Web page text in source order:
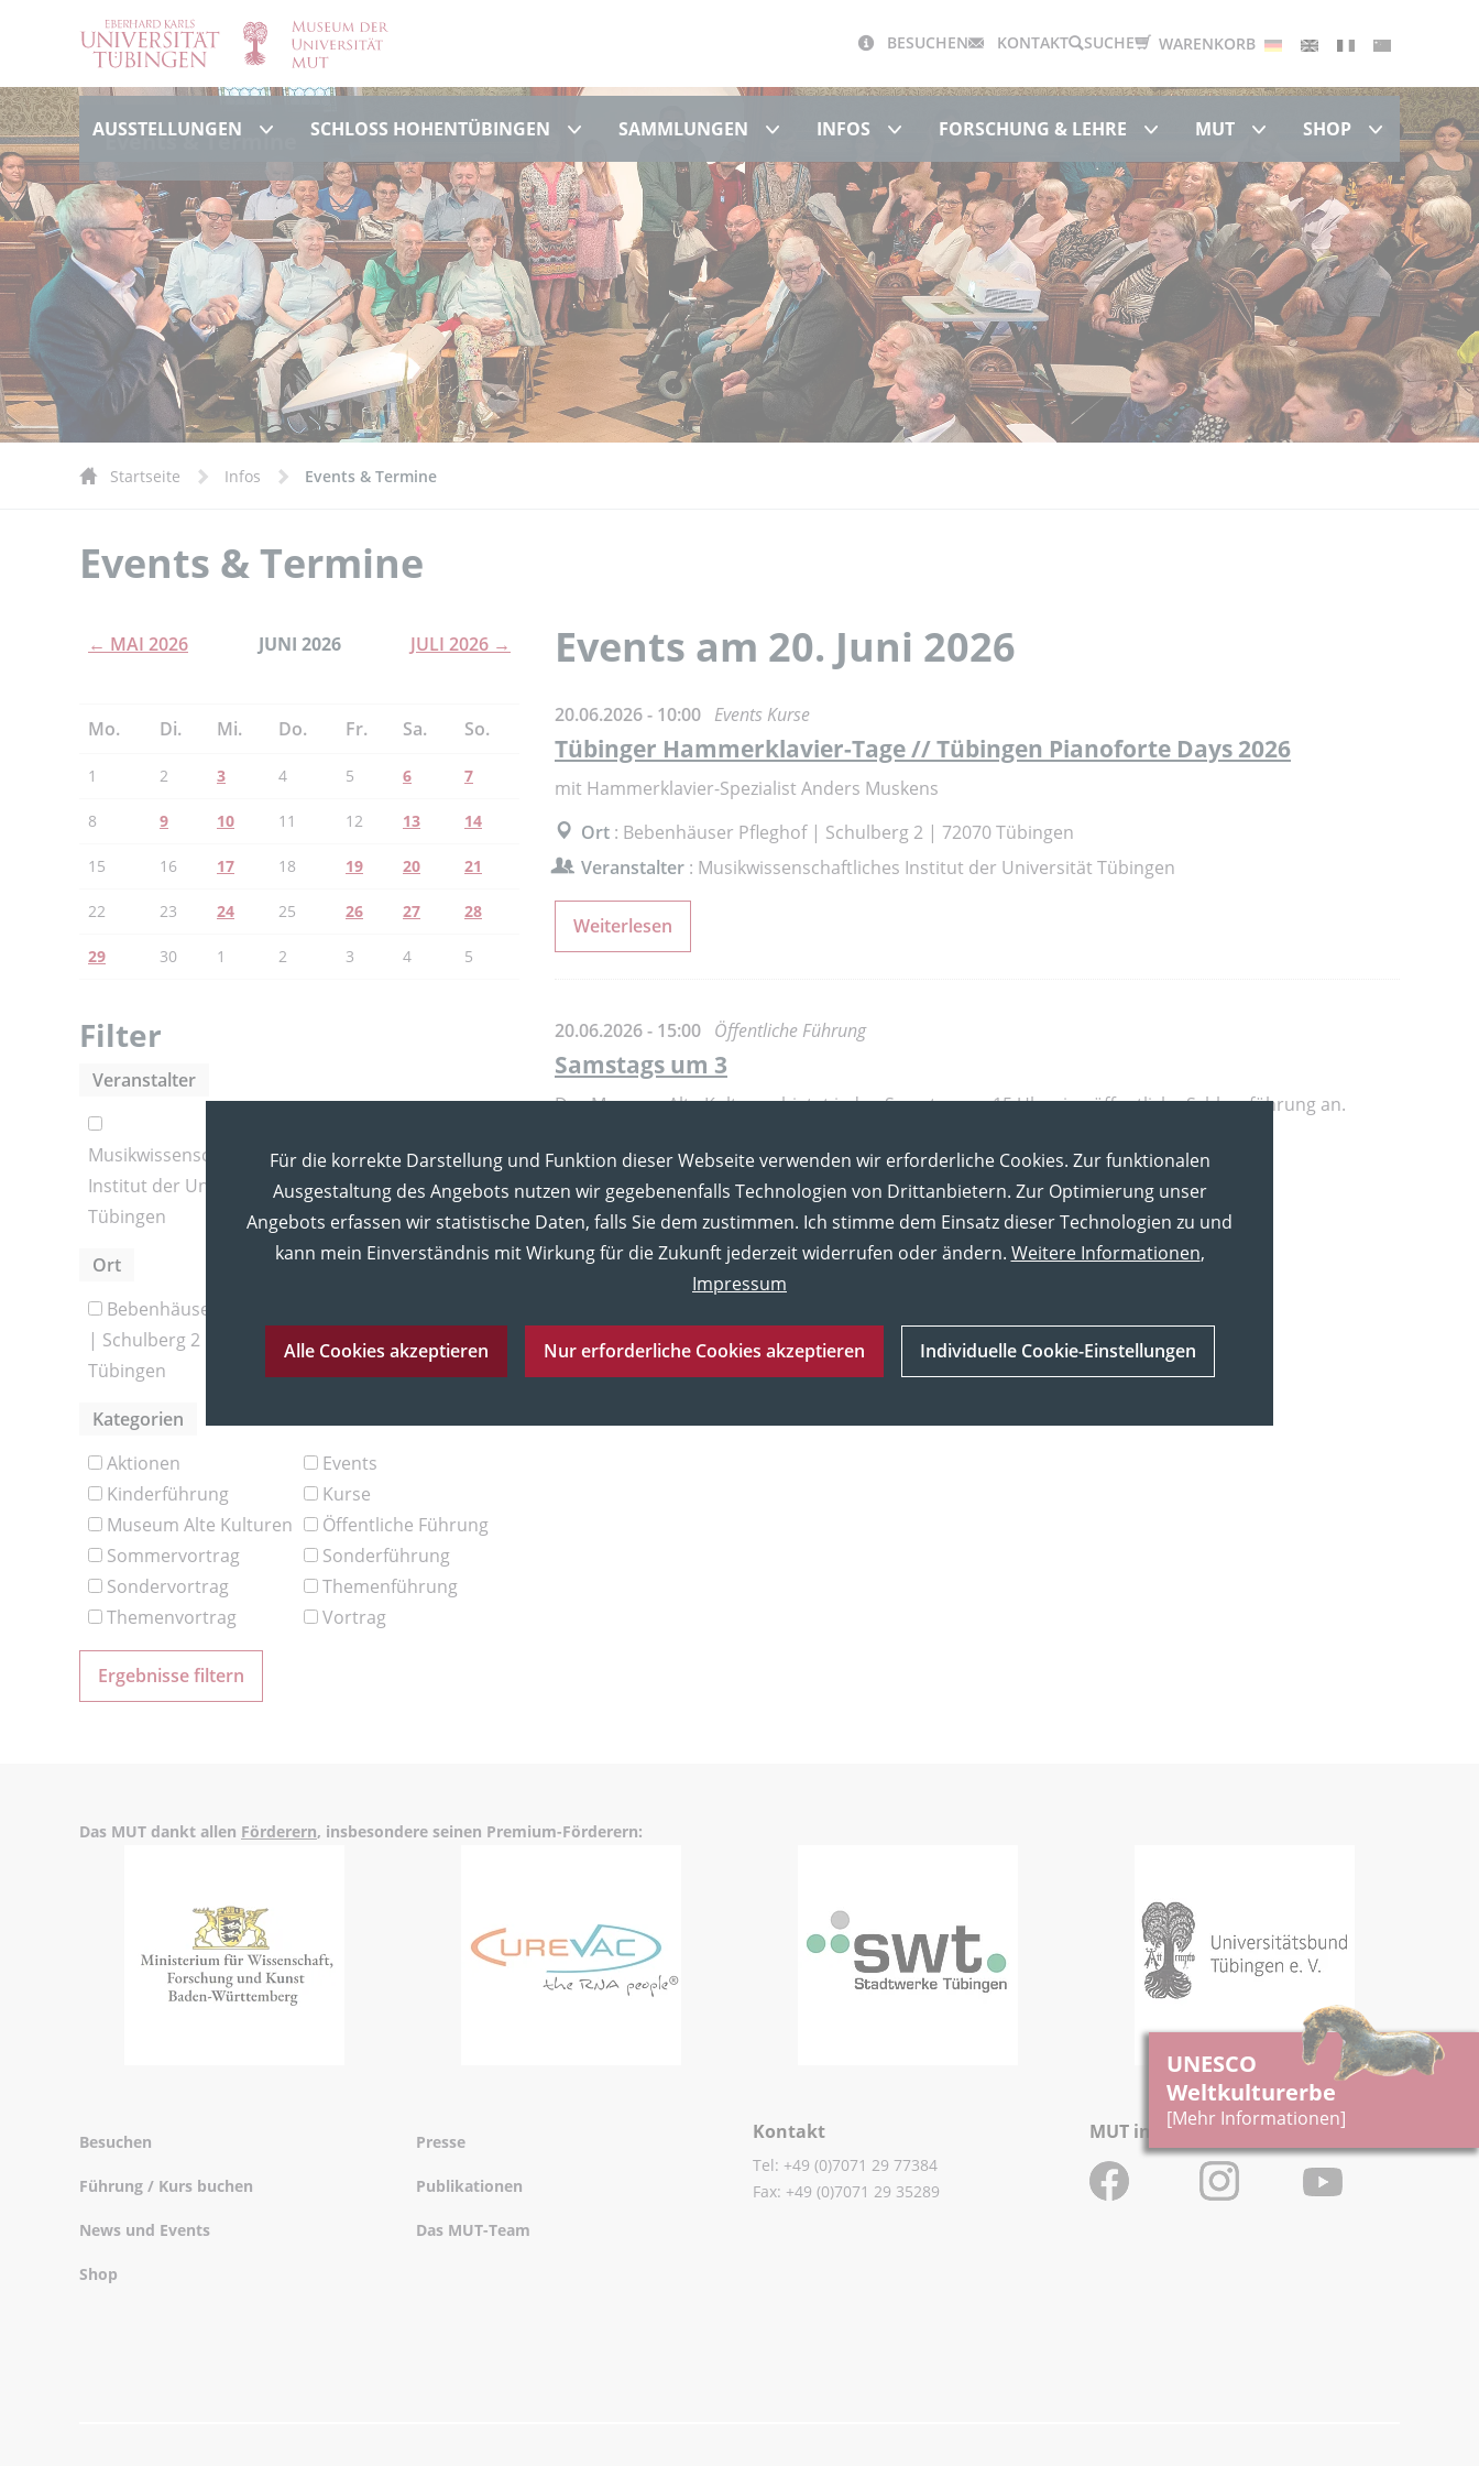
BESUCHEN KONTAKT SUCHE WARENKORB Deutsch
EnglishFrançais
中文
AUSSTELLUNGEN Ausstellungen
SCHLOSS HOHENTÜBINGEN Schloss Hohentübingen
SAMMLUNGEN Sammlungen
INFOS Infos FORSCHUNG & LEHRE Forschung & Lehre
MUT MUT SHOP Shop
UNESCO
Weltkulturerbe
[Mehr Informationen]
Events & Termine
Startseite Infos Events & Termine
Events & Termine
← MAI 2026 JUNI 2026 JULI 2026 →
Mo. Di. Mi. Do. Fr. Sa. So.
1 2 3 4 5 6 7
8 9 10 11 12 13 14
15 16 17 18 19 20 21
22 23 24 25 26 27 28
29 30 1 2 3 4 5
Filter
Veranstalter
Musikwissenschaftliches
Institut der Universität
Tübingen
Ort
Bebenhäuser Pfleghof
| Schulberg 2 | 72070
Tübingen
Schloss Hohentübingen
Kategorien
Aktionen
Events
Kinderführung
Kurse
Museum Alte Kulturen
Öffentliche Führung
Sommervortrag
Sonderführung
Sondervortrag
Themenführung
Themenvortrag
Vortrag
Events am 20. Juni 2026
20.06.2026 - 10:00 Events Kurse
Tübinger Hammerklavier-Tage // Tübingen Pianoforte Days 2026
mit Hammerklavier-Spezialist Anders Muskens
Ort : Bebenhäuser Pfleghof | Schulberg 2 | 72070 Tübingen
Veranstalter : Musikwissenschaftliches Institut der Universität Tübingen
Weiterlesen
20.06.2026 - 15:00 Öffentliche Führung
Samstags um 3
Das Museum Alte Kulturen bietet jeden Samstag um 15 Uhr eine öffentliche Schlossführung an.
Ort
: MUT | Alte Kulturen | Schloss Hohentübingen
Weiterlesen
Das MUT dankt allen Förderern, insbesondere seinen Premium-Förderern:
Besuchen
Führung / Kurs buchen
News und Events
Shop
Presse
Publikationen
Das MUT-Team
Kontakt
Tel: +49 (0)7071 29 77384
Fax: +49 (0)7071 29 35289
MUT in den Sozialen Medien
Für die korrekte Darstellung und Funktion dieser Webseite verwenden wir erforderliche Cookies. Zur funktionalen
Ausgestaltung des Angebots nutzen wir gegebenenfalls Technologien von Drittanbietern. Zur Optimierung unser
Angebots erfassen wir statistische Daten, falls Sie dem zustimmen. Ich stimme dem Einsatz dieser Technologien zu und
kann mein Einverständnis mit Wirkung für die Zukunft jederzeit widerrufen oder ändern. Weitere Informationen,
Impressum
Alle Cookies akzeptieren Nur erforderliche Cookies akzeptieren Individuelle Cookie-Einstellungen